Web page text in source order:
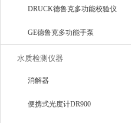
DRUCK德鲁克多功能校验仪
GE德鲁克多功能手泵
水质检测仪器
消解器
便携式光度计DR900